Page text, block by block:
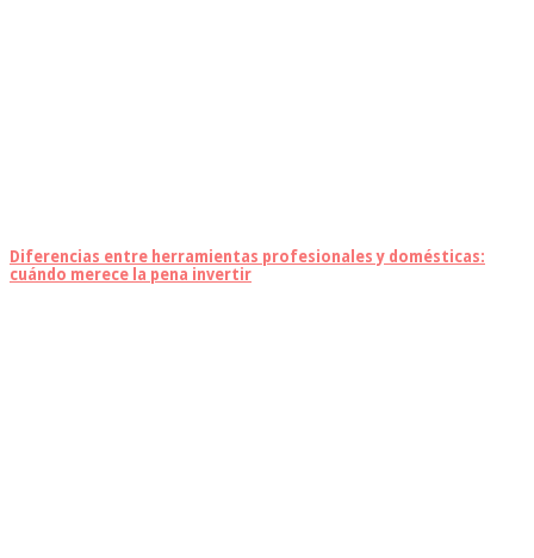
Diferencias entre herramientas profesionales y domésticas:
cuándo merece la pena invertir